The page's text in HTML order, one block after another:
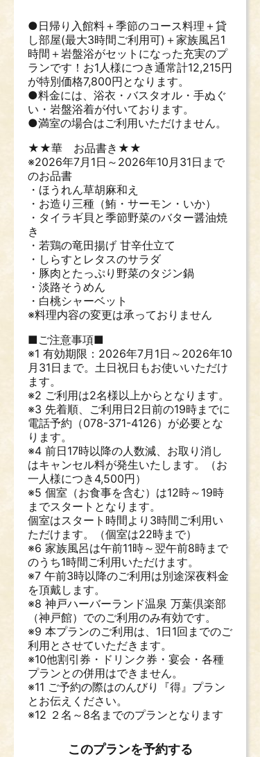
●日帰り入館料＋季節のコース料理＋貸
し部屋(最大3時間ご利用可)＋家族風呂1
時間＋岩盤浴がセットになった充実のプ
ランです！お1人様につき通常計12,215円
が特別価格7,800円となります。
●料金には、浴衣・バスタオル・手ぬぐ
い・岩盤浴着が付いております。
●満室の場合はご利用いただけません。
★★華 お品書き★★
※2026年7月1日～2026年10月31日まで
のお品書
・ほうれん草胡麻和え
・お造り三種（鮪・サーモン・いか）
・タイラギ貝と季節野菜のバター醤油焼
き
・若鶏の竜田揚げ 甘辛仕立て
・しらすとレタスのサラダ
・豚肉とたっぷり野菜のタジン鍋
・淡路そうめん
・白桃シャーベット
※料理内容の変更は承っておりません
■ご注意事項■
※1 有効期限：2026年7月1日～2026年10
月31日まで。土日祝日もお使いいただけ
ます。
※2 ご利用は2名様以上からとなります。
※3 先着順、ご利用日2日前の19時までに
電話予約（078-371-4126）が必要とな
ります。
※4 前日17時以降の人数減、お取り消し
はキャンセル料が発生いたします。（お
一人様につき4,500円）
※5 個室（お食事を含む）は12時～19時
までスタートとなります。
個室はスタート時間より3時間ご利用い
ただけます。（個室は22時まで）
※6 家族風呂は午前11時～翌午前8時まで
のうち1時間ご利用いただけます。
※7 午前3時以降のご利用は別途深夜料金
を頂戴します。
※8 神戸ハーバーランド温泉 万葉倶楽部
（神戸館）でのご利用のみ有効です。
※9 本プランのご利用は、1日1回までのご
利用とさせていただきます。
※10他割引券・ドリンク券・宴会・各種
プランとの併用はできません。
※11 ご予約の際はのんびり『得』プラン
とお伝えください。
※12 ２名～8名までのプランとなります
このプランを予約する